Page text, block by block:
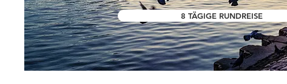
8 TÄGIGE RUNDREISE